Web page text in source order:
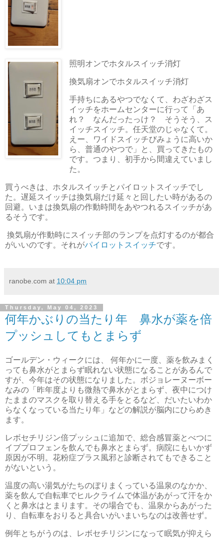
照明オンでホタルスイッチ消灯
換気扇オンでホタルスイッチ消灯
手持ちにあるやつでなくて、わざわざス
イッチをホームセンターに行って「あ
れ？ なんだったっけ？ そうそう、ス
イッチスイッチ。任天堂のじゃなくて。
えー、ワイドスイッチびみょうに高いか
ら、普通のやつで」と、買ってきたもの
です。つまり、初手から間違えていまし
た。
買うべきは、ホタルスイッチとパイロットスイッチでし
た。遅延スイッチは換気扇だけ延々と回したい時があるの
回避。いまは換気扇の作動時間をあやつれるスイッチがあ
るそうです。
換気扇が作動時にスイッチ部のランプを点灯するのが都合
がいいのです。それがパイロットスイッチです。
ranobe.com at 10:04 pm
Thursday, May 04, 2023
何年かぶりの当たり年 鼻水が薬を倍
プッシュしてもとまらず
ゴールデン・ウィークには、 何年かに一度、薬を飲みまく
っても鼻水がとまらず眠れない状態になることがあるんで
すが、今年はその状態になりました。ボジョレーヌーボー
なみの「昨年度よりも微熱で鼻水がとまらず、夜中につけ
たままのマスクを取り替える手をとるなど、だいたいわか
らなくなっている当たり年」などの解説が脳内にひらめき
ます。
レボセチリジン倍プッシュに追加で、総合感冒薬とべつに
イブプロフェンを飲んでも鼻水とまらず。病院にもいかず
原因が不明。花粉症プラス風邪と診断されてもできること
がないという。
温度の高い湯気がたちのぼりまくっている温泉のなかか、
薬を飲んで自転車でヒルクライムで体温があがって汗をか
くと鼻水はとまります。その場合でも、温泉からあがった
り、自転車をおりると具合いがいまいちなのは改善せず。
例年とちがうのは、レボセチリジンになって眠気が抑えら